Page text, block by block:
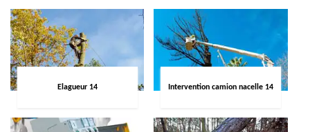
Elagueur 14 Intervention camion nacelle 14